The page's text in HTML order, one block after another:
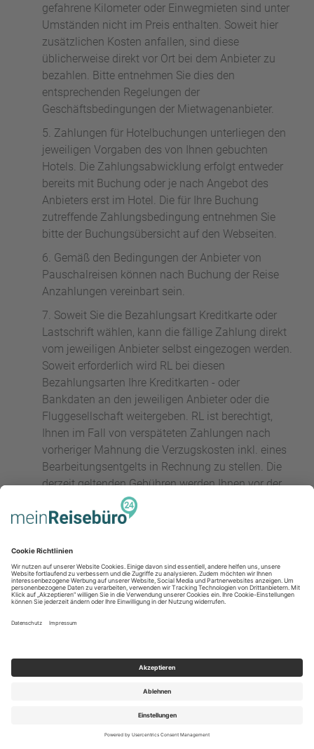
gefahrene Kilometer oder Einwegmieten sind unter
Umständen nicht im Preis enthalten. Soweit hier
zusätzlichen Kosten anfallen, sind diese
üblicherweise direkt vor Ort bei dem Anbieter zu
bezahlen. Bitte entnehmen Sie dies den
entsprechenden Regelungen der
Geschäftsbedingungen der Mietwagenanbieter.
Zahlungen für Hotelbuchungen unterliegen den
jeweiligen Vorgaben des von Ihnen gebuchten
Hotels. Die Zahlungsabwicklung erfolgt entweder
bereits mit Buchung oder je nach Angebot des
Anbieters erst im Hotel. Die für Ihre Buchung
zutreffende Zahlungsbedingung entnehmen Sie
bitte der Buchungsübersicht auf den Webseiten.
Gemäß den Bedingungen der Anbieter von
Pauschalreisen können nach Buchung der Reise
Anzahlungen vereinbart sein.
Soweit Sie die Bezahlungsart Kreditkarte oder
Lastschrift wählen, kann die fällige Zahlung direkt
vom jeweiligen Anbieter selbst eingezogen werden.
Soweit erforderlich wird RL bei diesen
Bezahlungsarten Ihre Kreditkarten - oder
Bankdaten an den jeweiligen Anbieter oder die
Fluggesellschaft weitergeben. RL ist berechtigt,
Ihnen im Fall von verspäteten Zahlungen nach
vorheriger Mahnung die Verzugskosten inkl. eines
Bearbeitungsentgelts in Rechnung zu stellen. Die
derzeit geltenden Gebühren werden Ihnen vor der
Buchung mitgeteilt.
Es werden lediglich die auf den Webseiten
Einzelnen:
Soweit Sie ein Girokonto bei einer inländischen
(deutschen) Bank führen, kann die Zahlung im
Lastschriftverfahren erfolgen. Sollten Sie sich für
das Lastschriftverfahren entscheiden, ermächtigen
Ihrem Konto einzuziehen. Bitte stellen Sie eine
ausreichende Deckung des Kontos sicher.
Sollte es zu einer Lastschriftrückgabe, die Sie